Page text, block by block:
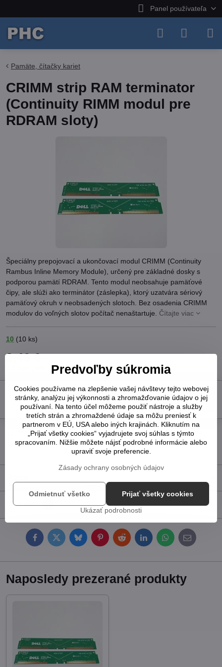
Panel používateľa
Pamäte, čítačky kariet
CRIMM strip RAM terminator
(Continuity RIMM modul pre
RDRAM sloty)
Špeciálny prepojovací a ukončovací modul CRIMM (Continuity
Rambus Inline Memory Module), určený pre základné dosky s
podporou pamätí RDRAM. Tento modul neobsahuje pamäťové
čipy, ale slúži ako terminátor (záslepka), ktorý uzatvára sériový
pamäťový okruh v neobsadených slotoch. Bez osadenia CRIMM
modulov do voľných slotov počítač nenaštartuje. Čítajte viac
10 (10 ks)
2,46 €
Do košíka
Pridať k Obľúbeným Otázka k produktu
Strážny pes
Doručenia
Diskusia 0
FacebookTwitterBlueskyPinterestRedditLinkedInWhatsApp
E-
mail
Naposledy prezerané produkty
Predvoľby súkromia
Cookies používame na zlepšenie vašej návštevy tejto webovej
stránky, analýzu jej výkonnosti a zhromažďovanie údajov o jej
používaní. Na tento účel môžeme použiť nástroje a služby
tretích strán a zhromaždené údaje sa môžu preniesť k
partnerom v EÚ, USA alebo iných krajinách. Kliknutím na
„Prijať všetky cookies“ vyjadrujete svoj súhlas s týmto
spracovaním. Nižšie môžete nájsť podrobné informácie alebo
upraviť svoje preferencie.
Zásady ochrany osobných údajov
Ukázať podrobnosti
Prijať všetky cookies
Odmietnuť všetko